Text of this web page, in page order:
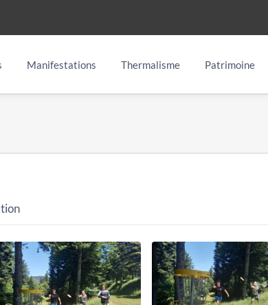
Manifestations Thermalisme Patrimoine